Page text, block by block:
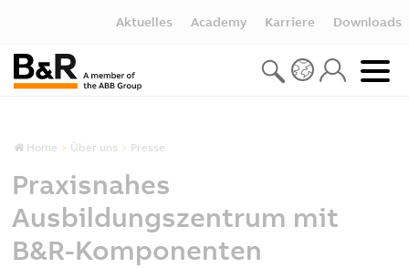
Aktuelles Academy Karriere Downloads
Home Über uns Presse
Praxisnahes
Ausbildungszentrum mit
B&R-Komponenten